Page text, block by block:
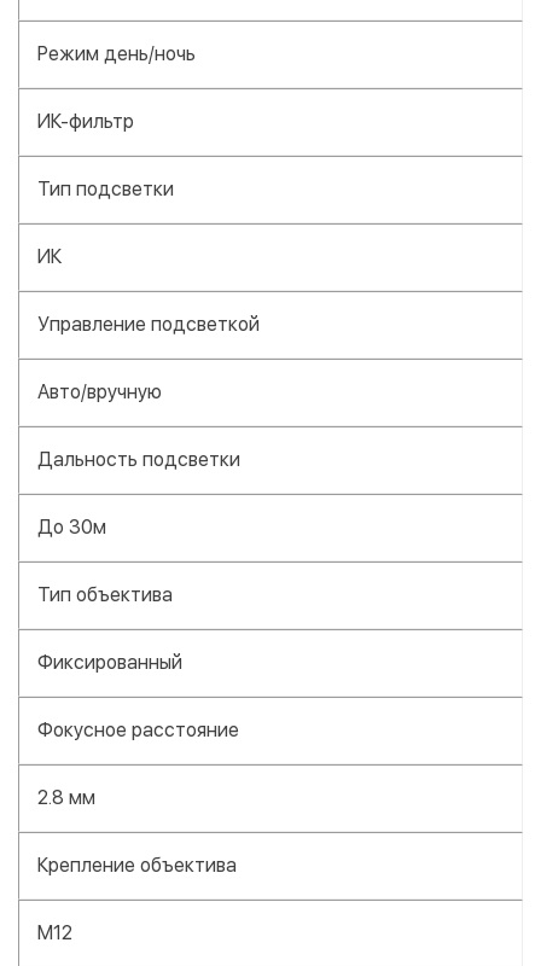
Режим день/ночь
ИК-фильтр
Тип подсветки
ИК
Управление подсветкой
Авто/вручную
Дальность подсветки
До 30м
Тип объектива
Фиксированный
Фокусное расстояние
2.8 мм
Крепление объектива
M12